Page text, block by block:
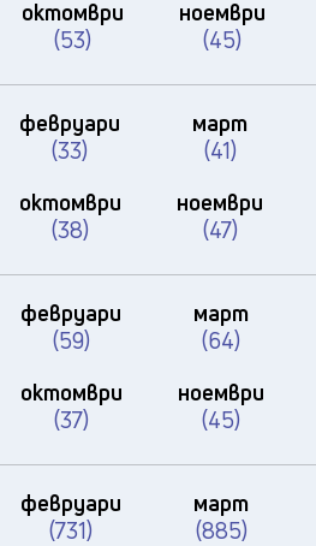
Перник °C
Плевен
Русе
Сливен °C
Смолян
София, 20°C
Стара Загора , 20°C
Търговище 20°C
Хасково
Шумен
октомври
(53)
ноември
(45)
февруари
(33)
март
(41)
октомври
(38)
ноември
(47)
февруари
(59)
март
(64)
октомври
(37)
ноември
(45)
февруари
(731)
март
(885)